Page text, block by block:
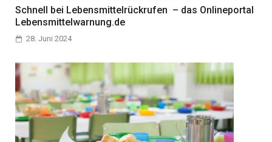
Schnell bei Lebensmittelrückrufen – das Onlineportal
Lebensmittelwarnung.de
28. Juni 2024